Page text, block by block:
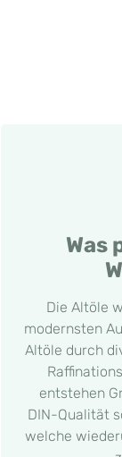
Was
Die Altöle
modernsten
Altöle durch
entstehen
DIN-Qualität
welche